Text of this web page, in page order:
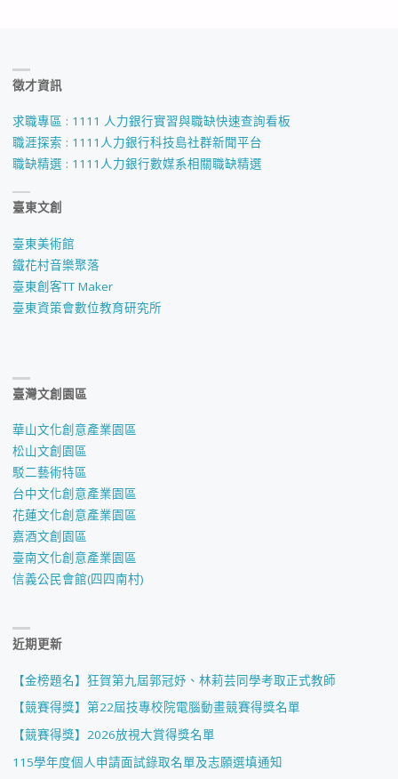
徵才資訊
求職專區 : 1111 人力銀行實習與職缺快速查詢看板
職涯探索 : 1111人力銀行科技島社群新聞平台
職缺精選 : 1111人力銀行數媒系相關職缺精選
臺東文創
臺東美術館
鐵花村音樂聚落
臺東創客TT Maker
臺東資策會數位教育研究所
臺灣文創園區
華山文化創意產業園區
松山文創園區
駁二藝術特區
台中文化創意產業園區
花蓮文化創意產業園區
嘉酒文創園區
臺南文化創意產業園區
信義公民會館(四四南村)
近期更新
【金榜題名】狂賀第九屆郭冠妤、林莉芸同學考取正式教師
【競賽得獎】第22屆技專校院電腦動畫競賽得獎名單
【競賽得獎】2026放視大賞得獎名單
115學年度個人申請面試錄取名單及志願選填通知